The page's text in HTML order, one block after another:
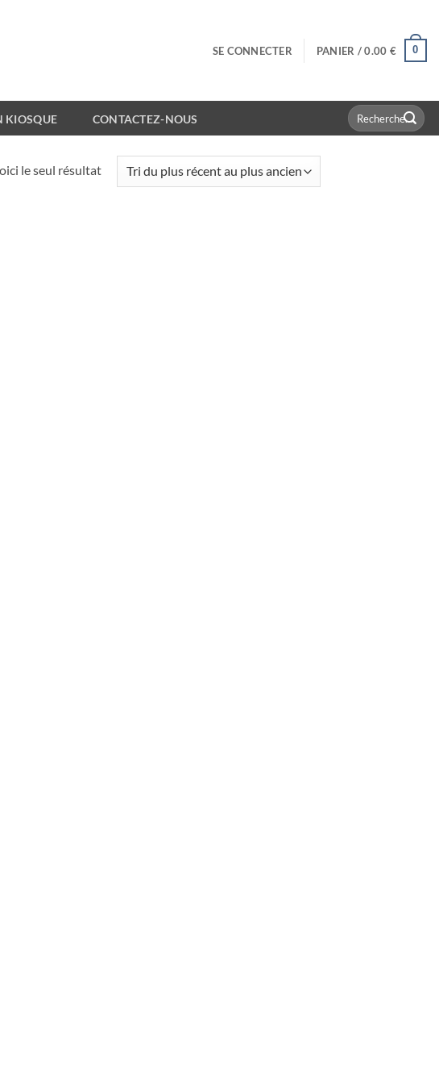
SE CONNECTER PANIER /0.00 € 0
KIOSQUE CONTACTEZ-NOUS
Recherche
pour :
le seul résultat